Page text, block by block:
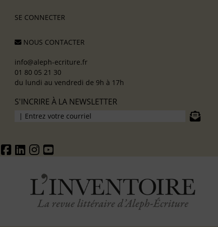
SE CONNECTER
NOUS CONTACTER
info@aleph-ecriture.fr
01 80 05 21 30
du lundi au vendredi de 9h à 17h
S'INCRIRE À LA NEWSLETTER